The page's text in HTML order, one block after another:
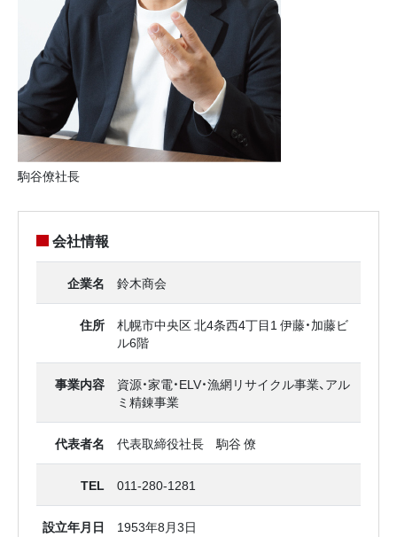
駒谷僚社長
会社情報
企業名 鈴木商会
住所
札幌市中央区 北4条西4丁目1 伊藤・加藤ビ
ル6階
事業内容
資源・家電・ELV・漁網リサイクル事業、アル
ミ精錬事業
代表者名 代表取締役社長 駒谷 僚
TEL 011-280-1281
設立年月日 1953年8月3日